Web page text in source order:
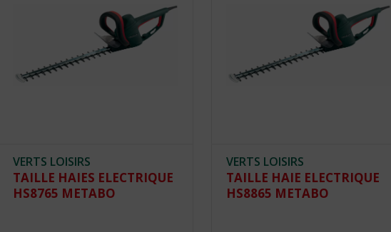
VERTS LOISIRS
TAILLE HAIES ELECTRIQUE
HS8765 METABO
VERTS LOISIRS
TAILLE HAIE ELECTRIQUE
HS8865 METABO